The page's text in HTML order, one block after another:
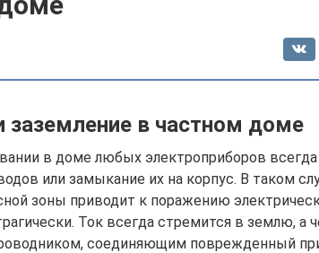
заземление в частном доме
в доме любых электроприборов
или замыкание их на корпус. В таком
зоны приводит к поражению
Ток всегда стремится в землю, а
соединяющим поврежденный